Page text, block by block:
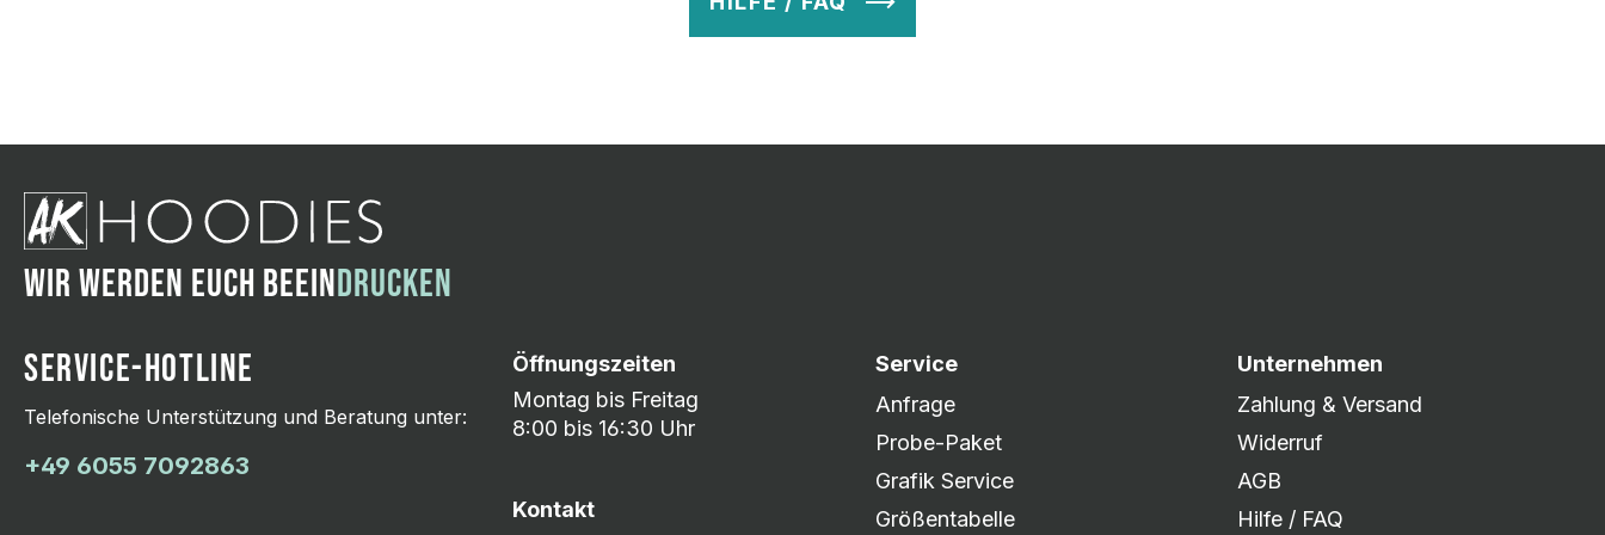
Wir ändern das Motiv so lange ab, bis Ihr zu 100% zufrieden seid. Danach wird es zum Druck freigegeben und die
WIR WERDEN EUCH BEEINDRUCKEN
SERVICE-HOTLINE
Telefonische Unterstützung und Beratung unter:
+49 6055 7092863
Öffnungszeiten
Montag bis Freitag
8:00 bis 16:30 Uhr
Kontakt
Service
Anfrage
Probe-Paket
Grafik Service
Größentabelle
Unternehmen
Zahlung & Versand
Widerruf
AGB
Hilfe / FAQ